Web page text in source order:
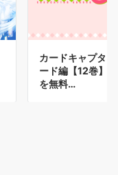
カードキャプタ
ード編【12巻】
を無料…